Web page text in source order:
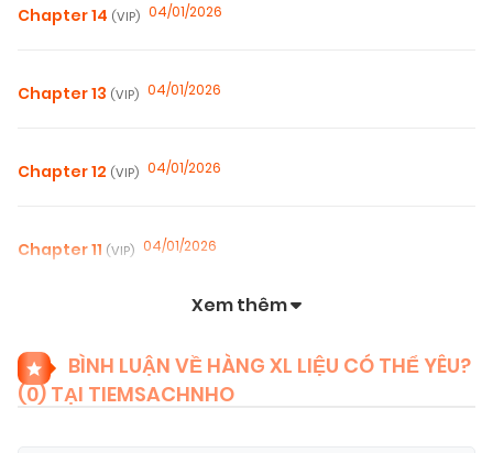
Chapter 14 (VIP) 04/01/2026
Chapter 13 (VIP) 04/01/2026
Chapter 12 (VIP) 04/01/2026
Chapter 11 (VIP) 04/01/2026
Chapter 9(VIP) 04/01/2026
Xem thêm
BÌNH LUẬN VỀ HÀNG XL LIỆU CÓ THỂ YÊU?
(0) TẠI TIEMSACHNHO